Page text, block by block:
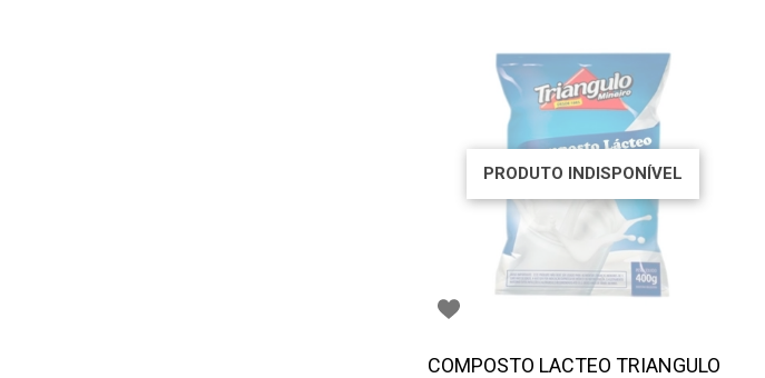
PRODUTO INDISPONÍVEL
COMPOSTO LACTEO TRIANGULO